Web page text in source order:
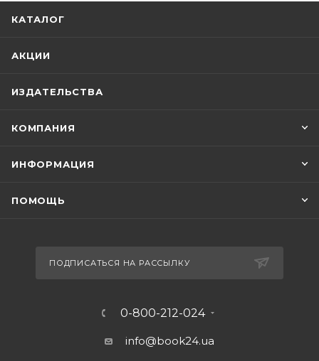
КАТАЛОГ
АКЦИИ
ИЗДАТЕЛЬСТВА
КОМПАНИЯ
ИНФОРМАЦИЯ
ПОМОЩЬ
ПОДПИСАТЬСЯ НА РАССЫЛКУ
0-800-212-024
info@book24.ua